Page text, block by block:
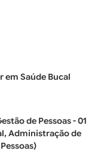
em Saúde Bucal
de Pessoas - 01
Administração de